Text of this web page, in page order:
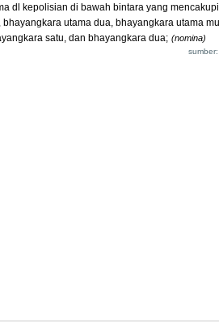
dl kepolisian di bawah bintara yang mencakupi
utama dua, bhayangkara utama
satu, dan bhayangkara dua; (nomina)